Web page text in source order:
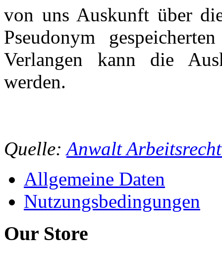
von uns Auskunft über
Pseudonym
Verlangen kann die
werden.
Quelle:Anwalt
Allgemeine Daten
Nutzungsbedingungen
Our Store